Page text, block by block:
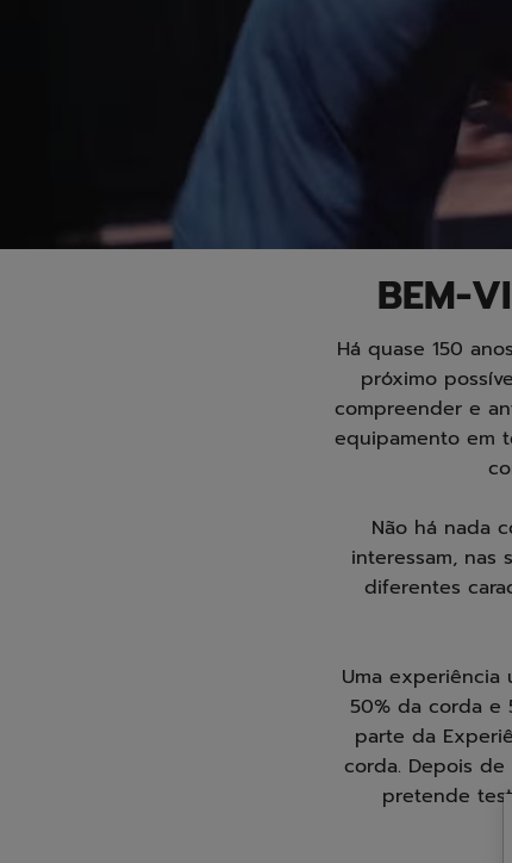
BEM-
Há quase 150
próximo
compreender e
equipamento em
Não há nada
interessam, nas
diferentes
Uma experiência
50% da corda e
parte da
corda. Depois
pretende